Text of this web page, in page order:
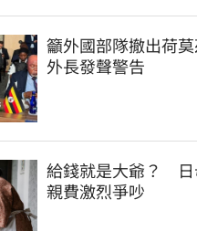
籲外國部隊撤出荷
外長發聲警告
給錢就是大爺？　
親費激烈爭吵